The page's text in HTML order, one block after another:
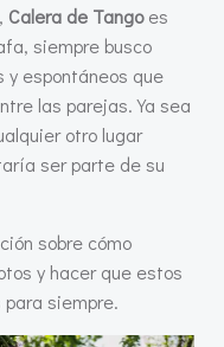
Calera de Tangoes
siempre busco
y espontáneos que
las parejas. Ya sea
otro lugar
ser parte de su
sobre cómo
y hacer que estos
siempre.